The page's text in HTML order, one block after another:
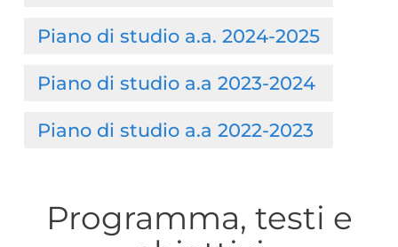
Piano di studio a.a. 2024-2025
Piano di studio a.a 2023-2024
Piano di studio a.a 2022-2023
Programma, testi e